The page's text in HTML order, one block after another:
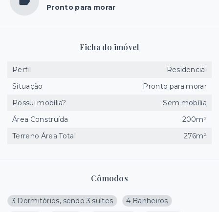
Pronto para morar
Cômodos
3 Dormitórios, sendo 3 suítes
4 Banheiros
Ficha do imóvel
Perfil
Residencial
Situação
Pronto para morar
Possui mobília?
Sem mobília
Área Construída
200m²
Terreno Área Total
276m²